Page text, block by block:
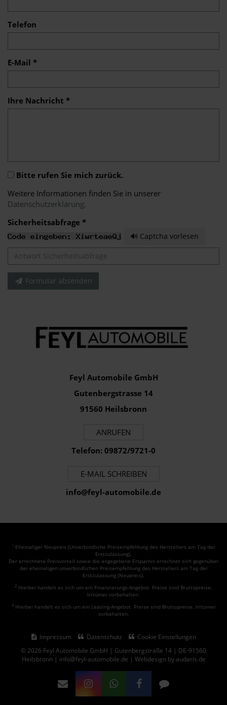
Telefon
E-Mail *
Ihre Nachricht *
Bitte rufen Sie mich zurück.
Weitere Informationen finden Sie in unserer
Datenschutzerklärung.
Sicherheitsabfrage *
🔊 Captcha vorlesen
Formular absenden
Feyl Automobile GmbH
Gutenbergstrasse 14
91560 Heilsbronn
ANRUFEN
Telefon: 09872/9721-0
E-MAIL SCHREIBEN
info@feyl-automobile.de
1 Ehemaliger Neupreis (Unverbindliche Preisempfehlung des Herstellers am Tag der
Erstzulassung).
Der errechnete Preisvorteil sowie die angegebene Ersparnis errechnet sich gegenüber
der ehemaligen unverbindlichen Preisempfehlung des Herstellers am Tag der
Erstzulassung (Neupreis).
2 Hierbei handelt es sich um ein Finanzierungs-Angebot. Preise sind Bruttopreise.
Irrtümer vorbehalten.
3 Hierbei handelt es sich um ein Leasing-Angebot. Preise sind Bruttopreise. Irrtümer
vorbehalten.
Impressum Datenschutz
Cookie Einstellungen
© 2026 Feyl Automobile GmbH | Gutenbergstraße 14 | DE-91560
Heilsbronn | info@feyl-automobile.de | Webdesign by audaris.de